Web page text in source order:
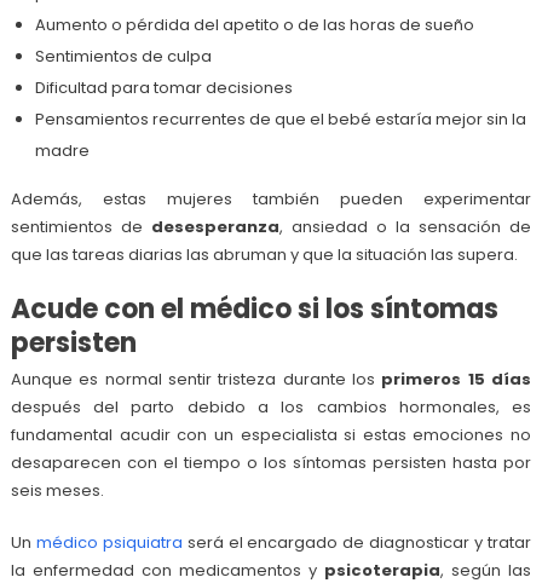
Aumento o pérdida del apetito o de las horas de sueño
Sentimientos de culpa
Dificultad para tomar decisiones
Pensamientos recurrentes de que el bebé estaría mejor sin la
madre
Además, estas mujeres también pueden experimentar
sentimientos de desesperanza, ansiedad o la sensación de
que las tareas diarias las abruman y que la situación las supera.
Acude con el médicosi los síntomas
persisten
Aunque es normal sentir tristeza durante los primeros 15 días
después del parto debido a los cambios hormonales, es
fundamental acudir con un especialista si estas emociones no
desaparecen con el tiempo o los síntomas persisten hasta por
seis meses.
Un médico psiquiatra será el encargado de diagnosticar y tratar
la enfermedad con medicamentos y psicoterapia, según las